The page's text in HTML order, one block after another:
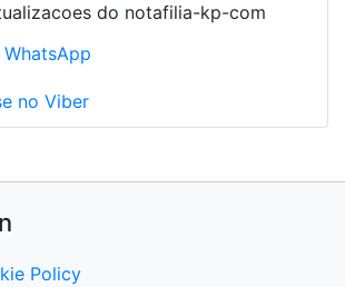
do notafilia-kp-com
no Viber
Policy